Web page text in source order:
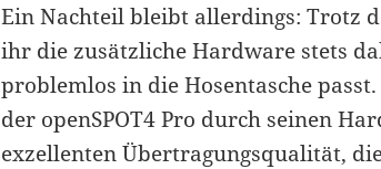
Ein Nachteil bleibt allerdings: Trotz
ihr die zusätzliche Hardware stets
problemlos in die Hosentasche
der openSPOT4 Pro durch seinen
exzellenten Übertragungsqualität,